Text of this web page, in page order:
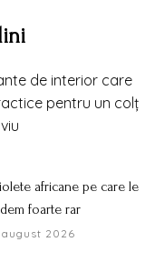
de interior care
pentru un colț
africane pe care le
foarte rar
august 2026